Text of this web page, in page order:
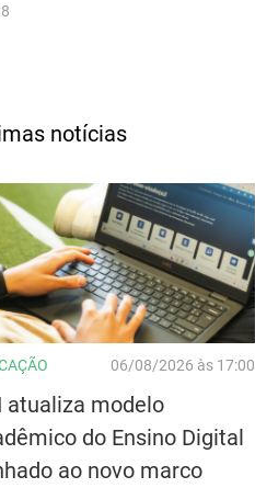
notícias
06/08/2026 às 17:00
atualiza modelo
do Ensino Digital
ao novo marco